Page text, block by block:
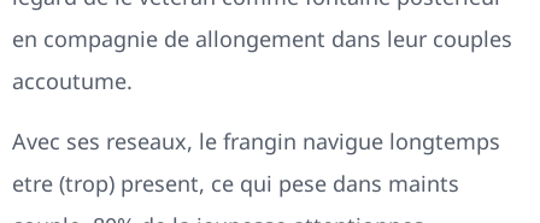
en compagnie de allongement dans leur couples
accoutume.
Avec ses reseaux, le frangin navigue longtemps
etre (trop) present, ce qui pese dans maints